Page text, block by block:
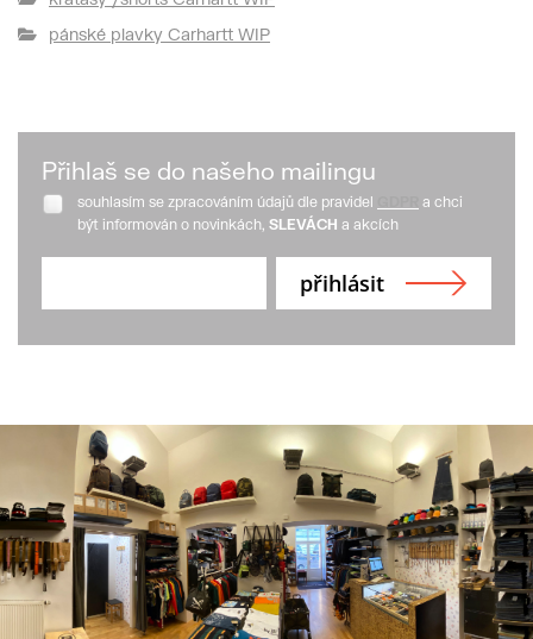
pánské plavky Carhartt WIP
Přihlaš se do našeho mailingu
souhlasím se zpracováním údajů dle pravidel
a chci
být informován o novinkách, SLEVÁCH a akcích